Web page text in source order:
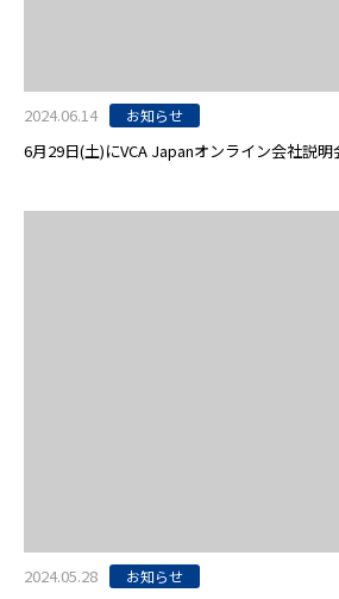
2024.06.14 お知らせ
6月29日(土)にVCA Japanオンライン会社説
2024.05.28 お知らせ